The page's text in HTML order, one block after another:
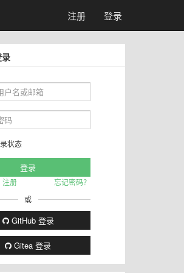
注册 登录
状态
注册
忘记密码？
或
GitHub 登录
Gitea 登录